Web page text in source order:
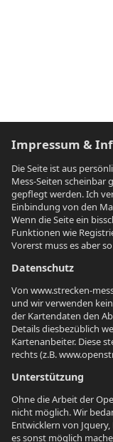
Impressum &
Die Seite ist aus
Mess-Seiten scheinbar
gepflegt werden. Ich
Einbindung von den
Wenn die Seite ein
Funktionen wie
Vorerst muss es aber
Datenschutz
Von www.strecken-
und wir verwenden
der Kartendaten den
Details diesbezüblich
Kartenanbeiter. Diese
rechts (z.B.
Unterstützung
Ohne die Arbeit der
nicht möglich. Wir
Entwicklern von
es sonst möglich